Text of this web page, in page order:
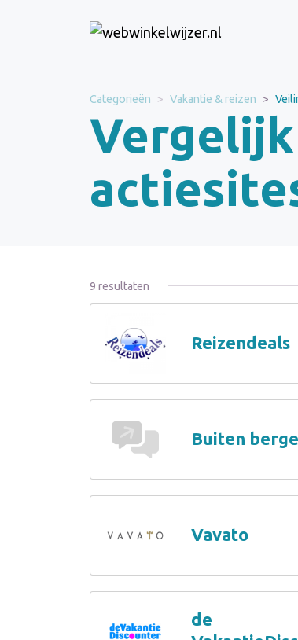
Categorieën Vakantie & reizen
9 resultaten
Reizendeals
Buiten
Vavato
de